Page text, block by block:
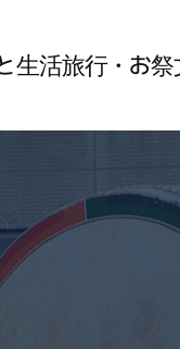
生活旅行・お祭